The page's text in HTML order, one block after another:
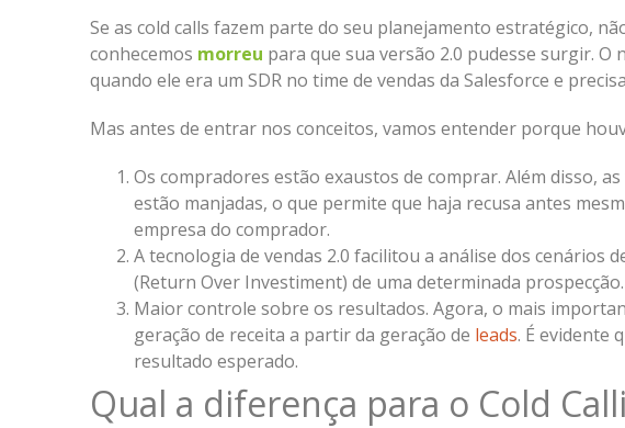
Se as cold calls fazem parte do seu planejamento estratégico,
conhecemos morreu para que sua versão 2.0 pudesse surgir.
quando ele era um SDR no time de vendas da Salesforce e
Mas antes de entrar nos conceitos, vamos entender porque
Os compradores estão exaustos de comprar. Além disso,
estão manjadas, o que permite que haja recusa antes
empresa do comprador.
A tecnologia de vendas 2.0 facilitou a análise dos cenários
(Return Over Investiment) de uma determinada prospecção.
Maior controle sobre os resultados. Agora, o mais
geração de receita a partir da geração de leads. É evidente
resultado esperado.
Qual a diferença para o Cold